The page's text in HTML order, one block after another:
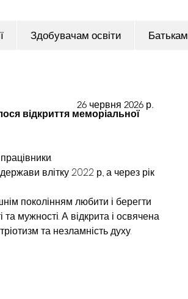
Здобувачам освіти Батькам
відкриття меморіальної
влітку 2022 р., а через рік
поколінням любити і берегти
мужності. А відкрита і освячена
та незламність духу.
26 червня 2026 р.